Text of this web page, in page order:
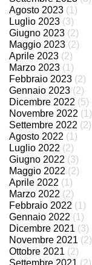
Agosto 2023 (1)
Luglio 2023 (3)
Giugno 2023 (2)
Maggio 2023 (2)
Aprile 2023 (2)
Marzo 2023 (1)
Febbraio 2023 (2)
Gennaio 2023 (2)
Dicembre 2022 (5)
Novembre 2022 (1)
Settembre 2022 (2)
Agosto 2022 (1)
Luglio 2022 (2)
Giugno 2022 (3)
Maggio 2022 (2)
Aprile 2022 (1)
Marzo 2022 (2)
Febbraio 2022 (1)
Gennaio 2022 (1)
Dicembre 2021 (3)
Novembre 2021 (2)
Ottobre 2021 (2)
Settembre 2021 (2)